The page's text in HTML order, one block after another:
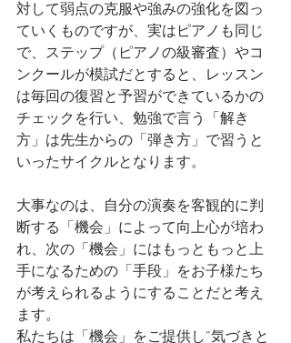
対して弱点の克服や強みの強化を図っ
ていくものですが、実はピアノも同じ
で、ステップ（ピアノの級審査）やコ
ンクールが模試だとすると、レッスン
は毎回の復習と予習ができているかの
チェックを行い、勉強で言う「解き
方」は先生からの「弾き方」で習うと
いったサイクルとなります。
大事なのは、自分の演奏を客観的に判
断する「機会」によって向上心が培わ
れ、次の「機会」にはもっともっと上
手になるための「手段」をお子様たち
が考えられるようにすることだと考え
ます。
私たちは「機会」をご提供し”気づきと